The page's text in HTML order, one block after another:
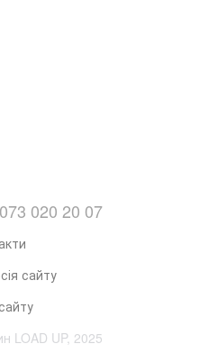
073 020 20 07
сайту
LOAD UP, 2025